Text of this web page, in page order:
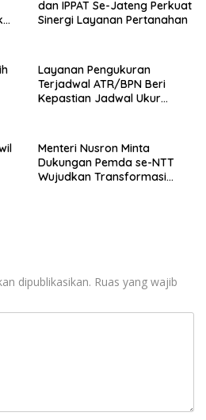
dan IPPAT Se-Jateng Perkuat
Sinergi Layanan Pertanahan
Layanan Pengukuran
Terjadwal ATR/BPN Beri
Kepastian Jadwal Ukur
Menteri Nusron Minta
Dukungan Pemda se-NTT
Wujudkan Transformasi
dipublikasikan. Ruas yang wajib